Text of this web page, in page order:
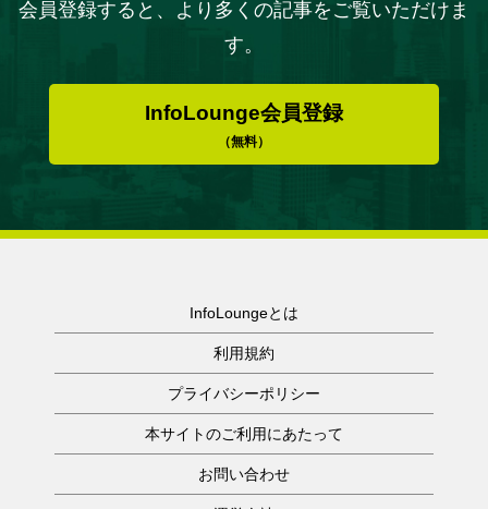
会員登録すると、より多くの記事をご覧いただけま
す。
InfoLounge会員登録
（無料）
InfoLoungeとは
利用規約
プライバシーポリシー
本サイトのご利用にあたって
お問い合わせ